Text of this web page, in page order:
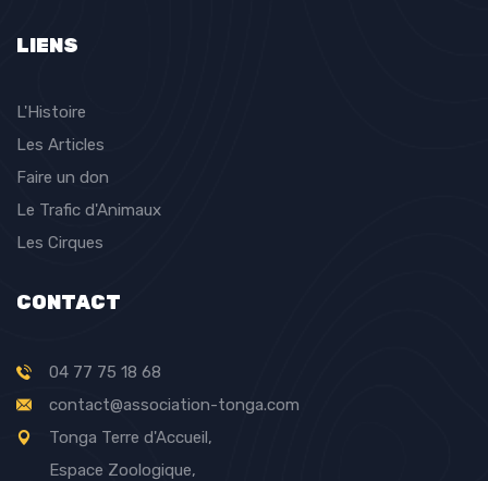
LIENS
L'Histoire
Les Articles
Faire un don
Le Trafic d'Animaux
Les Cirques
CONTACT
04 77 75 18 68
contact@association-tonga.com
Tonga Terre d'Accueil,
Espace Zoologique,